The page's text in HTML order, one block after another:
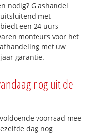
nodig? Glashandel
uitsluitend met
een 24 uurs
monteurs voor het
met uw
garantie.
nog uit de
voorraad mee
dag nog